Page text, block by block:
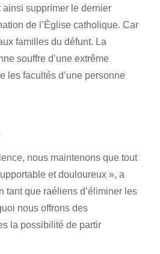
supprimer le dernier
de l’Église catholique. Car
familles du défunt. La
souffre d’une extrême
les facultés d’une personne
nous maintenons que tout
et douloureux », a
tant que raéliens d’éliminer les
nous offrons des
la possibilité de partir